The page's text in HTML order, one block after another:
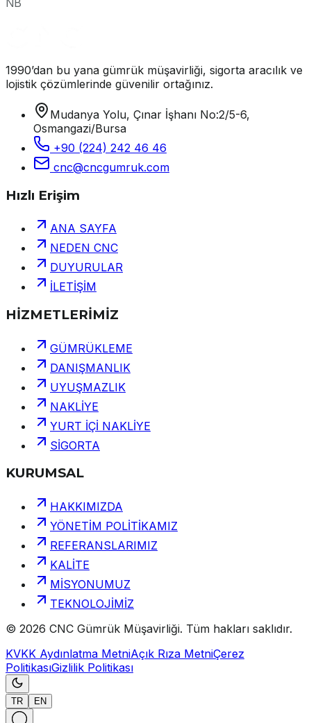
NB
1990’dan bu yana gümrük müşavirliği, sigorta aracılık ve
lojistik çözümlerinde güvenilir ortağınız.
Mudanya Yolu, Çınar İşhanı No:2/5-6,
Osmangazi/Bursa
+90 (224) 242 46 46
cnc@cncgumruk.com
Hızlı Erişim
ANA SAYFA
NEDEN CNC
DUYURULAR
İLETİŞİM
HİZMETLERİMİZ
GÜMRÜKLEME
DANIŞMANLIK
UYUŞMAZLIK
NAKLİYE
YURT İÇİ NAKLİYE
SİGORTA
KURUMSAL
HAKKIMIZDA
YÖNETİM POLİTİKAMIZ
REFERANSLARIMIZ
KALİTE
MİSYONUMUZ
TEKNOLOJİMİZ
© 2026 CNC Gümrük Müşavirliği. Tüm hakları saklıdır.
KVKK Aydınlatma MetniAçık Rıza MetniÇerez
PolitikasıGizlilik Politikası
TR EN